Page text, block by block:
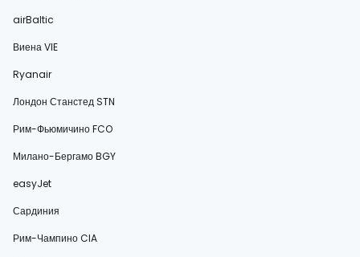
airBaltic
Виена VIE
Ryanair
Лондон Станстед STN
Рим-Фьюмичино FCO
Милано-Бергамо BGY
easyJet
Сардиния
Рим-Чампино CIA